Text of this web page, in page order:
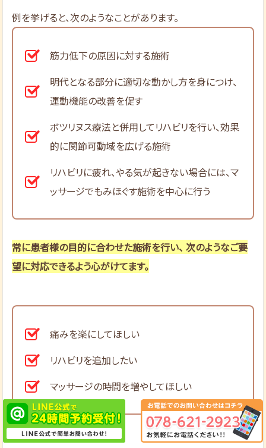
例を挙げると、次のようなことがあります。
筋力低下の原因に対する施術
明代となる部分に適切な動かし方を身につけ、
運動機能の改善を促す
ボツリヌス療法と併用してリハビリを行い、効果
的に関節可動域を広げる施術
リハビリに疲れ、やる気が起きない場合には、マ
ッサージでもみほぐす施術を中心に行う
常に患者様の目的に合わせた施術を行い、 次のようなご要
望に対応できるよう心がけてます。
痛みを楽にしてほしい
リハビリを追加したい
マッサージの時間を増やしてほしい